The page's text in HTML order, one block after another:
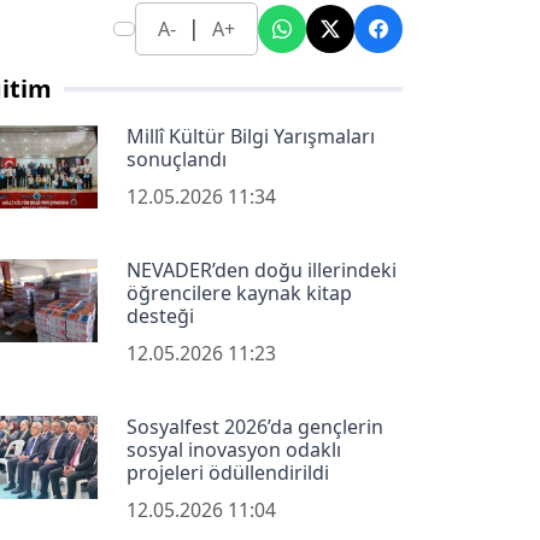
A- | A+
Millî Kültür Bilgi Yarışmaları
sonuçlandı
12.05.2026 11:34
NEVADER’den doğu illerindeki
öğrencilere kaynak kitap
desteği
12.05.2026 11:23
Sosyalfest 2026’da gençlerin
sosyal inovasyon odaklı
projeleri ödüllendirildi
12.05.2026 11:04